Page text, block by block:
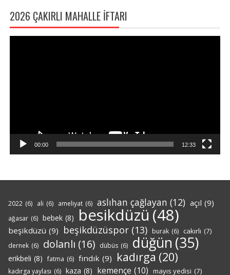
2026 ÇAKIRLI MAHALLE İFTARI
00:00 12:33
2022 (6) ali (6) ameliyat (6) aslıhan çağlayan (12) açıl (9)
ağasar (6) bebek (8) besikdüzü(48)
beşikdüzü (9) beşikdüzüspor (13) burak (6) cakırlı (7)
dernek (6) dolanlı (16) dübüs (6) düğün (35)
erikbeli (8) fatma (6) fındık (9) kadırga (20)
kadırga yaylası (6) kaza (8) kemençe (10) mayıs yedisi (7)